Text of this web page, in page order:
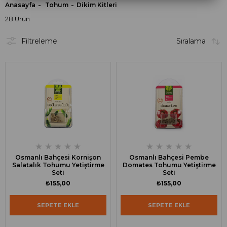
Anasayfa Tohum
Dikim Kitleri
28 Ürün
Filtreleme Sıralama
★ ★ ★ ★ ★
Osmanlı Bahçesi Kornişon
Salatalık Tohumu Yetiştirme
Seti
₺155,00
SEPETE EKLE
★ ★ ★ ★ ★
Osmanlı Bahçesi Pembe
Domates Tohumu Yetiştirme
Seti
₺155,00
SEPETE EKLE